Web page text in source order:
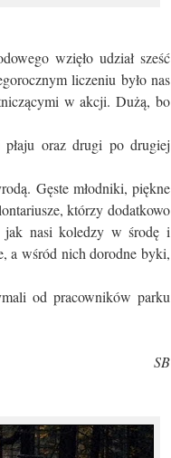
wzięło udział sześć
liczeniu było nas
w akcji. Dużą, bo
oraz drugi po drugiej
Gęste młodniki, piękne
którzy dodatkowo
jak nasi koledzy w środę i
a wśród nich dorodne byki,
od pracowników parku
SB